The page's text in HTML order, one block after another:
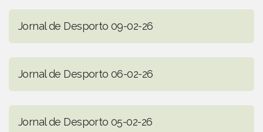
Jornal de Desporto 09-02-26
Jornal de Desporto 06-02-26
Jornal de Desporto 05-02-26